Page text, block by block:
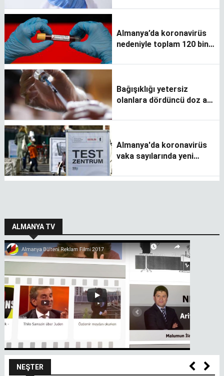
Almanya’da koronavirüs
nedeniyle toplam 120 bin
Bağışıklığı yetersiz
olanlara dördüncü doz aşı
Almanya'da koronavirüs
vaka sayılarında yeni
ALMANYA TV
NEŞTER